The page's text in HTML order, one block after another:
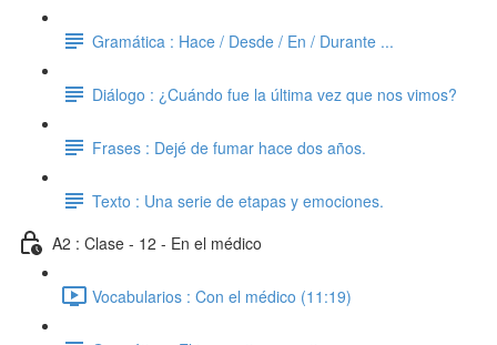
Gramática : Hace / Desde / En / Durante ...
Diálogo : ¿Cuándo fue la última vez que nos vimos?
Frases : Dejé de fumar hace dos años.
Texto : Una serie de etapas y emociones.
A2 : Clase - 12 - En el médico
Vocabularios : Con el médico (11:19)